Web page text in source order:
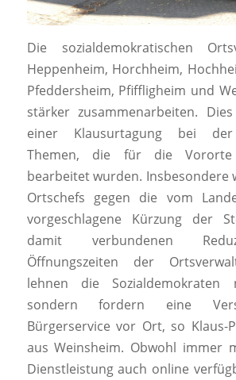
Die sozialdemokratischen
Heppenheim, Horchheim,
Pfeddersheim, Pfiffligheim und
stärker zusammenarbeiten.
einer Klausurtagung bei der
Themen, die für die
bearbeitet wurden. Insbesondere
Ortschefs gegen die vom
vorgeschlagene Kürzung der
damit verbundenen
Öffnungszeiten der
lehnen die
sondern fordern eine
Bürgerservice vor Ort, so Klaus-
aus Weinsheim. Obwohl immer
Dienstleistung auch online